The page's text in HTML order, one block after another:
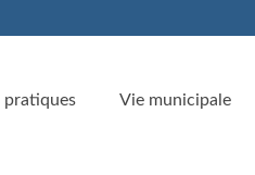
pratiques Vie municipale